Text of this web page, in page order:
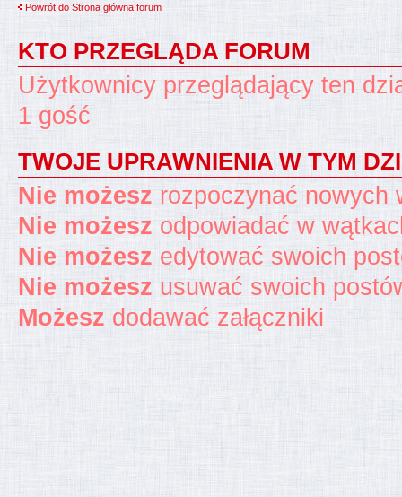
Powrót do Strona główna forum
KTO PRZEGLĄDA FORUM
Użytkownicy przeglądający ten
1 gość
TWOJE UPRAWNIENIA W TYM
Nie możesz rozpoczynać nowych
Nie możesz odpowiadać w
Nie możesz edytować swoich
Nie możesz usuwać swoich
Możesz dodawać załączniki